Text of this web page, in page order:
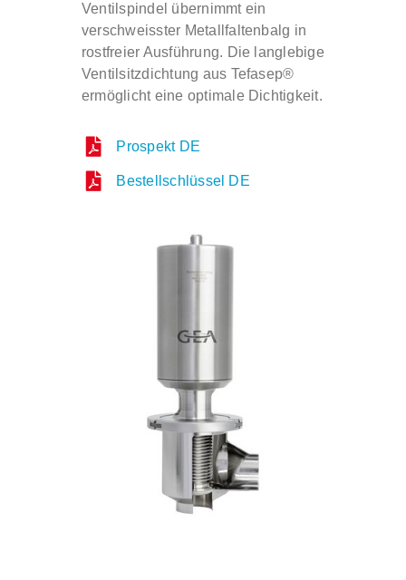
Ventilspindel übernimmt ein
verschweisster Metallfaltenbalg in
rostfreier Ausführung. Die langlebige
Ventilsitzdichtung aus Tefasep®
ermöglicht eine optimale Dichtigkeit.
Prospekt DE
Bestellschlüssel DE